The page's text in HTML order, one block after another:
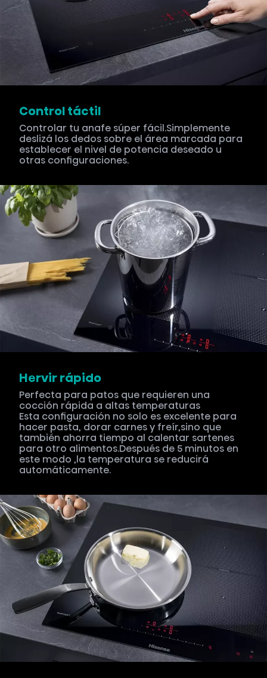
Control táctil
Controlar tu anafe súper fácil.Simplemente
deslizá los dedos sobre el área marcada para
establecer el nivel de potencia deseado u
otras configuraciones.
Hervir rápido
Perfecta para patos que requieren una
cocción rápida a altas temperaturas
Esta configuración no solo es excelente para
hacer pasta, dorar carnes y freír,sino que
también ahorra tiempo al calentar sartenes
para otro alimentos.Después de 5 minutos en
este modo ,la temperatura se reducirá
automáticamente.